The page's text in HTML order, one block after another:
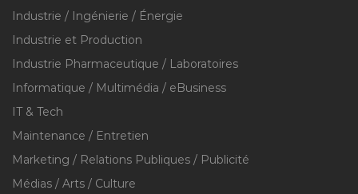
Industrie / Ingénierie / Énergie
Industrie et Production
Industrie Pharmaceutique / Laboratoires
Informatique / Multimédia / eBusiness
IT & Tech
Maintenance / Entretien
Marketing / Relations Publiques / Publicité
Médias / Arts / Culture